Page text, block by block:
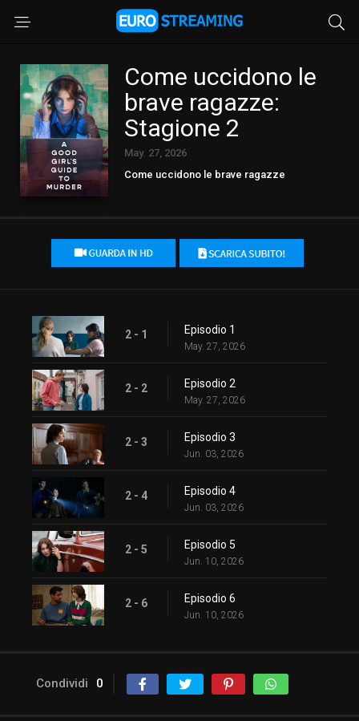
Come uccidono le
brave ragazze:
Stagione 2
May. 27, 2026
Come uccidono le brave ragazze
2 - 1 Episodio 1
May. 27, 2026
2 - 2 Episodio 2
May. 27, 2026
2 - 3 Episodio 3
Jun. 03, 2026
2 - 4 Episodio 4
Jun. 03, 2026
2 - 5 Episodio 5
Jun. 10, 2026
2 - 6 Episodio 6
Jun. 10, 2026
Condividi 0